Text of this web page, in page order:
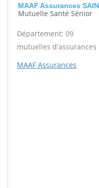
MAAF Assurances
Mutuelle Santé Sénior
Département: 09
mutuelles d'assurances
MAAF Assurances